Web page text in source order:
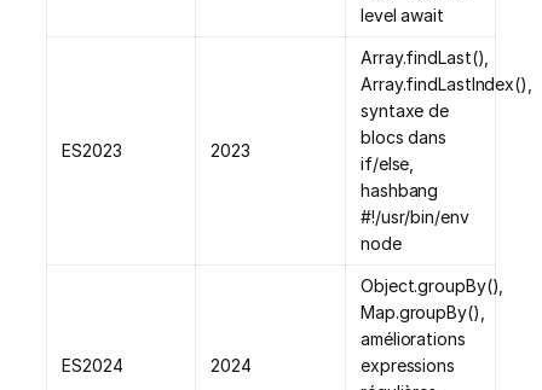
level await
ES2023 2023
Array.findLast(),
Array.findLastIndex(),
syntaxe de
blocs dans
if/else,
hashbang
#!/usr/bin/env
node
ES2024 2024
Object.groupBy(),
Map.groupBy(),
améliorations
expressions